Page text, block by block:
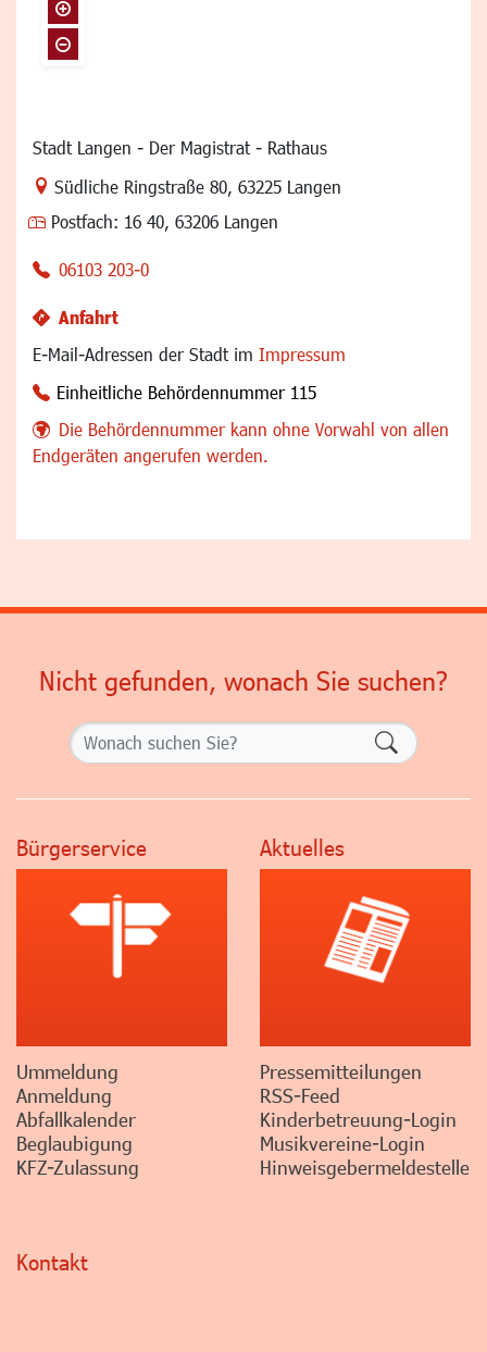
Stadt Langen - Der Magistrat - Rathaus
Link zur Google-Maps Navigation
Südliche Ringstraße 80, 63225 Langen
Postfach: 16 40, 63206 Langen
06103 203-0
Anfahrt
E-Mail-Adressen der Stadt im Impressum
Einheitliche Behördennummer 115
Die Behördennummer kann ohne Vorwahl von allen
Endgeräten angerufen werden.
Nicht gefunden, wonach Sie suchen?
Bürgerservice
Ummeldung
Anmeldung
Abfallkalender
Beglaubigung
KFZ-Zulassung
Aktuelles
Pressemitteilungen
RSS-Feed
Kinderbetreuung-Login
Musikvereine-Login
Hinweisgebermeldestelle
Kontakt